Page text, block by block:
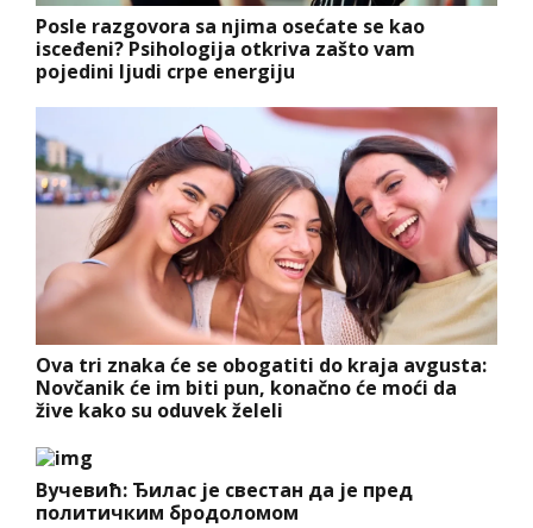
Posle razgovora sa njima osećate se kao
isceđeni? Psihologija otkriva zašto vam
pojedini ljudi crpe energiju
Ova tri znaka će se obogatiti do kraja avgusta:
Novčanik će im biti pun, konačno će moći da
žive kako su oduvek želeli
Вучевић: Ђилас је свестан да је пред
политичким бродоломом